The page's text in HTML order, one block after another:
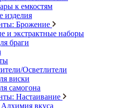
к емкостям
изделия
Брожение
и экстрактные наборы
браги
Осветлители
виски
самогона
Настаивание
вкуса